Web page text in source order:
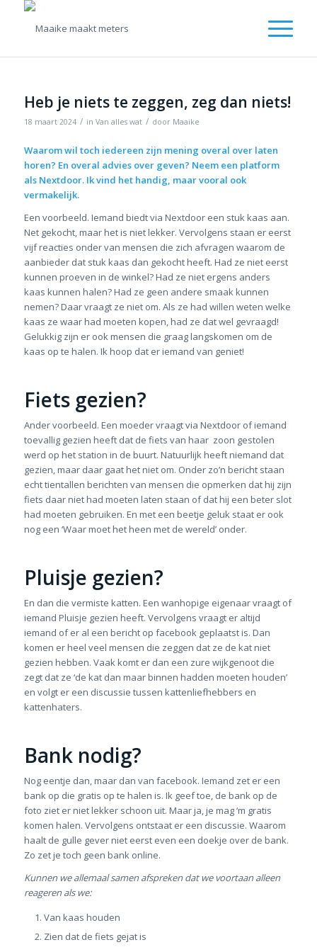
Heb je niets te zeggen, zeg dan niets!
18 maart 2024 / in Van alles wat / door Maaike
Waarom wil toch iedereen zijn mening overal over laten
horen? En overal advies over geven? Neem een platform
als Nextdoor. Ik vind het handig, maar vooral ook
vermakelijk.
Een voorbeeld. Iemand biedt via Nextdoor een stuk kaas aan.
Net gekocht, maar het is niet lekker. Vervolgens staan er eerst
vijf reacties onder van mensen die zich afvragen waarom de
aanbieder dat stuk kaas dan gekocht heeft. Had ze niet eerst
kunnen proeven in de winkel? Had ze niet ergens anders
kaas kunnen halen? Had ze geen andere smaak kunnen
nemen? Daar vraagt ze niet om. Als ze had willen weten welke
kaas ze waar had moeten kopen, had ze dat wel gevraagd!
Gelukkig zijn er ook mensen die graag langskomen om de
kaas op te halen. Ik hoop dat er iemand van geniet!
Fiets gezien?
Ander voorbeeld. Een moeder vraagt via Nextdoor of iemand
toevallig gezien heeft dat de fiets van haar zoon gestolen
werd op het station in de buurt. Natuurlijk heeft niemand dat
gezien, maar daar gaat het niet om. Onder zo’n bericht staan
echt tientallen berichten van mensen die opmerken dat hij zijn
fiets daar niet had moeten laten staan of dat hij een beter slot
had moeten gebruiken. En met een beetje geluk staat er ook
nog een ‘Waar moet het heen met de wereld’ onder.
Pluisje gezien?
En dan die vermiste katten. Een wanhopige eigenaar vraagt of
iemand Pluisje gezien heeft. Vervolgens vraagt er altijd
iemand of er al een bericht op facebook geplaatst is. Dan
komen er heel veel mensen die zeggen dat ze de kat niet
gezien hebben. Vaak komt er dan een zure wijkgenoot die
zegt dat ze ‘de kat dan maar binnen hadden moeten houden’
en volgt er een discussie tussen kattenliefhebbers en
kattenhaters.
Bank nodig?
Nog eentje dan, maar dan van facebook. Iemand zet er een
bank op die gratis op te halen is. Ik geef toe, de bank op de
foto ziet er niet lekker schoon uit. Maar ja, je mag ‘m gratis
komen halen. Vervolgens ontstaat er een discussie. Waarom
haalt de gulle gever niet eerst even een doekje over de bank.
Zo zet je toch geen bank online.
Kunnen we allemaal samen afspreken dat we voortaan alleen
reageren als we:
Van kaas houden
Zien dat de fiets gejat is